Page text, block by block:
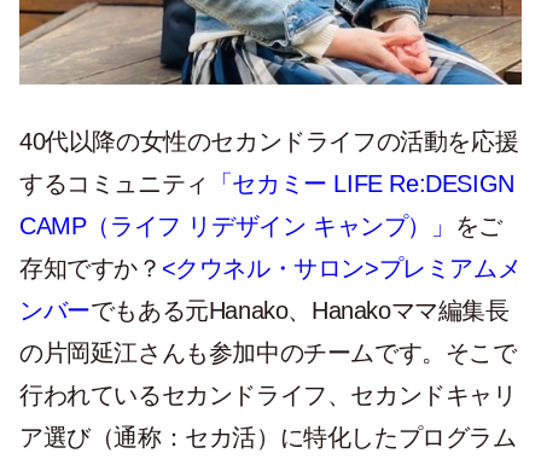
40代以降の女性のセカンドライフの活動を応援
するコミュニティ
「セカミー LIFE Re:DESIGN
CAMP（ライフ リデザイン キャンプ）」
をご
存知ですか？ <クウネル・サロン>プレミアムメ
ンバーでもある元Hanako、Hanakoママ編集長
の片岡延江さんも参加中のチームです。そこで
行われているセカンドライフ、セカンドキャリ
ア選び（通称：セカ活）に特化したプログラム